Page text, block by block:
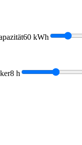
60 kWh
8 h